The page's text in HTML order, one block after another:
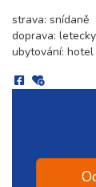
strava: snídaně
doprava: letecky
ubytování: